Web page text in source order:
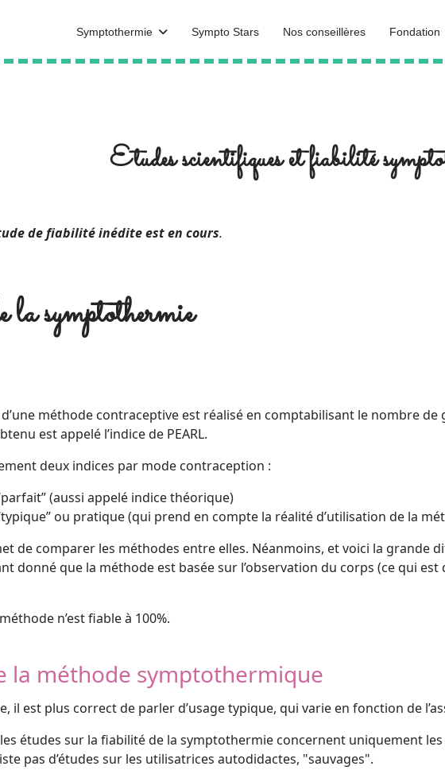
Symptothermie Sympto Stars Nos conseillères Fondation
Etudes scientifiques et fiabilité
de fiabilité inédite est en cours.
symptothermie
méthode contraceptive est réalisé en comptabilisant le nombre
est appelé l’indice de PEARL.
deux indices par mode contraception :
(aussi appelé indice théorique)
ou pratique (qui prend en compte la réalité d’utilisation de la
de comparer les méthodes entre elles. Néanmoins, et voici la grande
donné que la méthode est basée sur l’observation du corps (ce qui
n’est fiable à 100%.
la méthode symptothermique
il est plus correct de parler d’usage typique, qui varie en fonction de
études sur la fiabilité de la symptothermie concernent uniquement
pas d’études sur les utilisatrices autodidactes, "sauvages".